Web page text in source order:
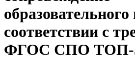
образовательного
соответствии с
ФГОС СПО ТОП-